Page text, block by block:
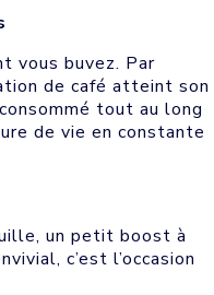
vous buvez. Par
de café atteint son
tout au long
de vie en constante
un petit boost à
c’est l’occasion